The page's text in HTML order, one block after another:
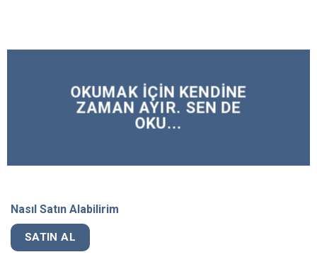
OKUMAK IÇIN KENDINE
ZAMAN AYIR. SEN DE
OKU...
Nasıl Satın Alabilirim
SATIN AL